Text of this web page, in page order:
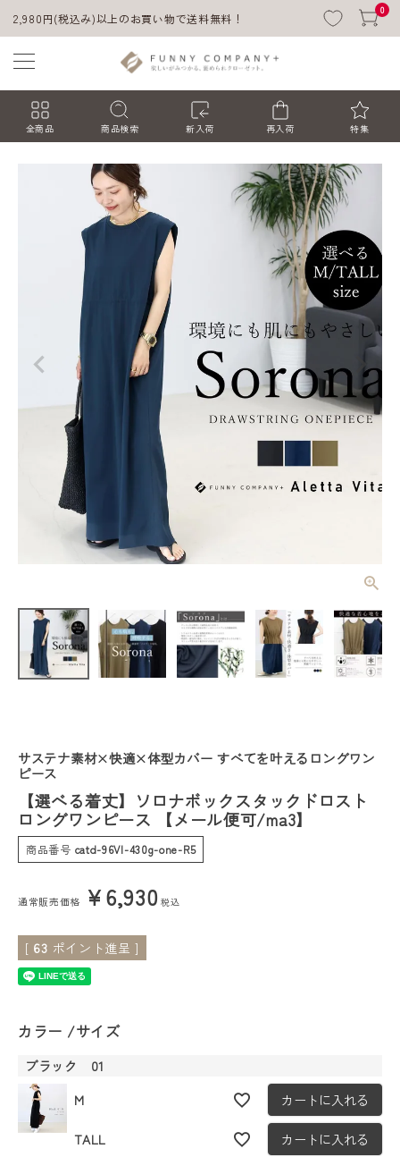
2,980円(税込み)以上のお買い物で送料無料！
0
全商品 商品検索 新入荷 再入荷 特集
ACCOUNT MENU
ようこそ ゲスト 様
ログイン 会員登録
丈】ソロナボ
グワンピース
【メール便
可/ma3】
ファッション雑貨
会員ステージ特典プログラムについて
サステナ素材×快適×体型カバー すべてを叶えるロングワン
ピース
【選べる着丈】ソロナボックスタックドロスト
ロングワンピース 【メール便可/ma3】
商品番号 catd-96VI-430g-one-R5
通常販売価格 ¥6,930 税込
[ 63 ポイント進呈 ]
カラー サイズ
ブラック 01
M
カートに入れる
TALL カートに入れる